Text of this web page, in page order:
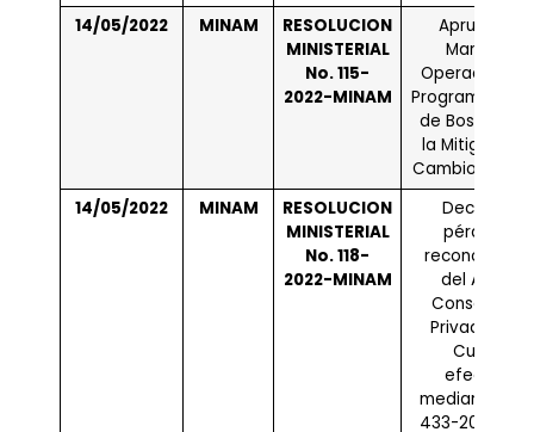
14/05/2022
MINAM
RESOLUCION
MINISTERIAL
No. 115-
2022-MINAM
Aprueban
Manual de
Operaciones
Programa
de Bosques
la Mitigación
Cambio
14/05/2022
MINAM
RESOLUCION
MINISTERIAL
No. 118-
2022-MINAM
Declaran la
pérdida de
del Área de
Privada
Cuilungo
efectuada
mediante R.M.
433-2018-